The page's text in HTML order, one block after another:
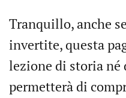
Tranquillo, anche
invertite, questa
lezione di storia né
permetterà di